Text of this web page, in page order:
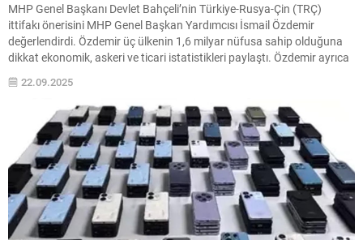
MHP Genel Başkanı Devlet Bahçeli’nin Türkiye-Rusya-Çin (TRÇ)
ittifakı önerisini MHP Genel Başkan Yardımcısı İsmail Özdemir
değerlendirdi. Özdemir üç ülkenin 1,6 milyar nüfusa sahip olduğuna
dikkat ekonomik, askeri ve ticari istatistikleri paylaştı. Özdemir ayrıca
"TRÇ ittifakı" ile elde edilecek kazanımları dört başlık altında açıkladı.
22.09.2025